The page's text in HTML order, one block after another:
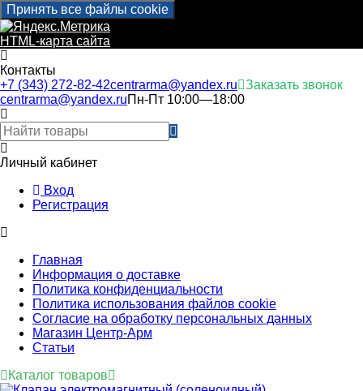
Принять все файлы cookie
HTML-карта сайта
Контакты
+7 (343) 272-82-42centrarma@yandex.ru
Заказать звонок
centrarma@yandex.ruПн-Пт 10:00—18:00
Личный кабинет
Вход
Регистрация
Главная
Информация о доставке
Политика конфиденциальности
Политика использования файлов cookie
Согласие на обработку персональных данных
Магазин Центр-Арм
Статьи
Каталог товаров